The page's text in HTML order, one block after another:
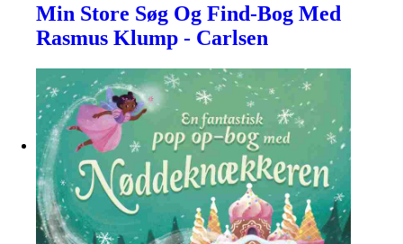
Min Store Søg Og Find-Bog Med
Rasmus Klump - Carlsen